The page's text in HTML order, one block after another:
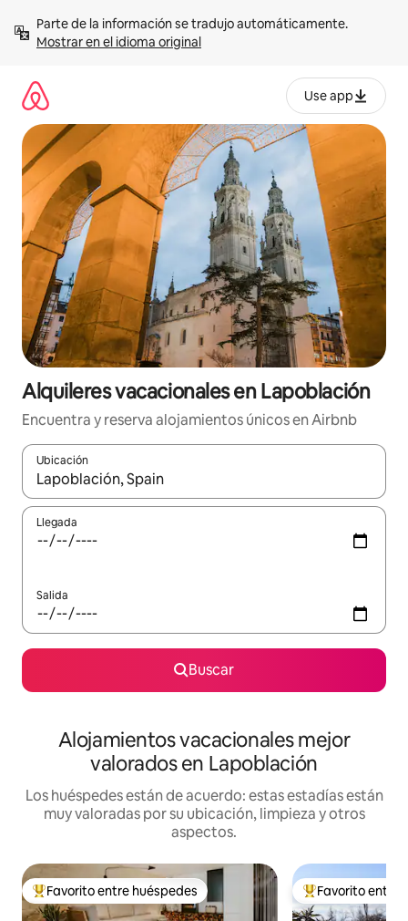
contenidoMostrar en el idioma original
Use app
Alquileres vacacionales en Lapoblación
Encuentra y reserva alojamientos únicos en Airbnb
Ubicación
Cuando los resultados estén disponibles, navega con las
Llegada
Salida
Buscar
Alojamientos vacacionales mejor
valorados en Lapoblación
Los huéspedes están de acuerdo: estas estadías están
muy valoradas por su ubicación, limpieza y otros
aspectos.
Favorito entre huéspedes preferido
Favorito entre huéspedes Favorito entre
Favorito entre